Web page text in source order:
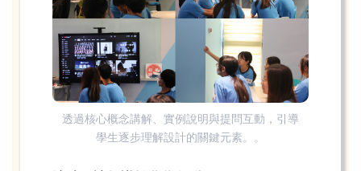
透過核心概念講解、實例說明與提問互動，引導
學生逐步理解設計的關鍵元素。。